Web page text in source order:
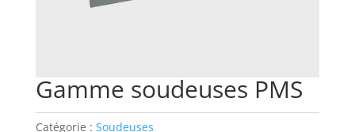
Gamme soudeuses PMS
Catégorie : Soudeuses